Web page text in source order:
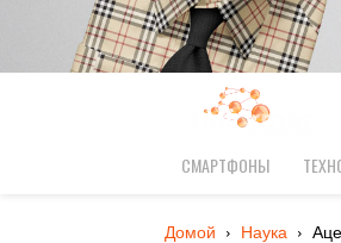
СМАРТФОНЫ
Домой Наука